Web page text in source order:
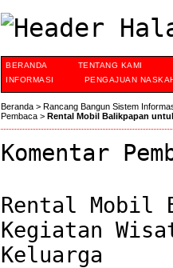
BERANDA TENTANG KAMI
INFORMASI
PENGAJUAN
Beranda > Rancang Bangun Sistem
Pembaca > Rental Mobil Balikpapan
Komentar
Rental Mobil
Kegiatan
Keluarga